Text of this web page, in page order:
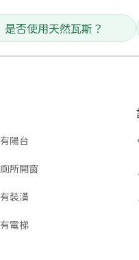
是否使用天然瓦斯？
有陽台
廁所開窗
有裝潢
有電梯